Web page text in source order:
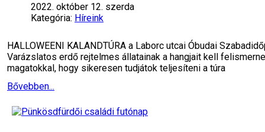
2022. október 12. szerda
Kategória: Híreink
HALLOWEENI KALANDTÚRA a Laborc utcai Óbudai
Varázslatos erdő rejtelmes állatainak a hangjait kell
magatokkal, hogy sikeresen tudjátok teljesíteni a túra
Bővebben...